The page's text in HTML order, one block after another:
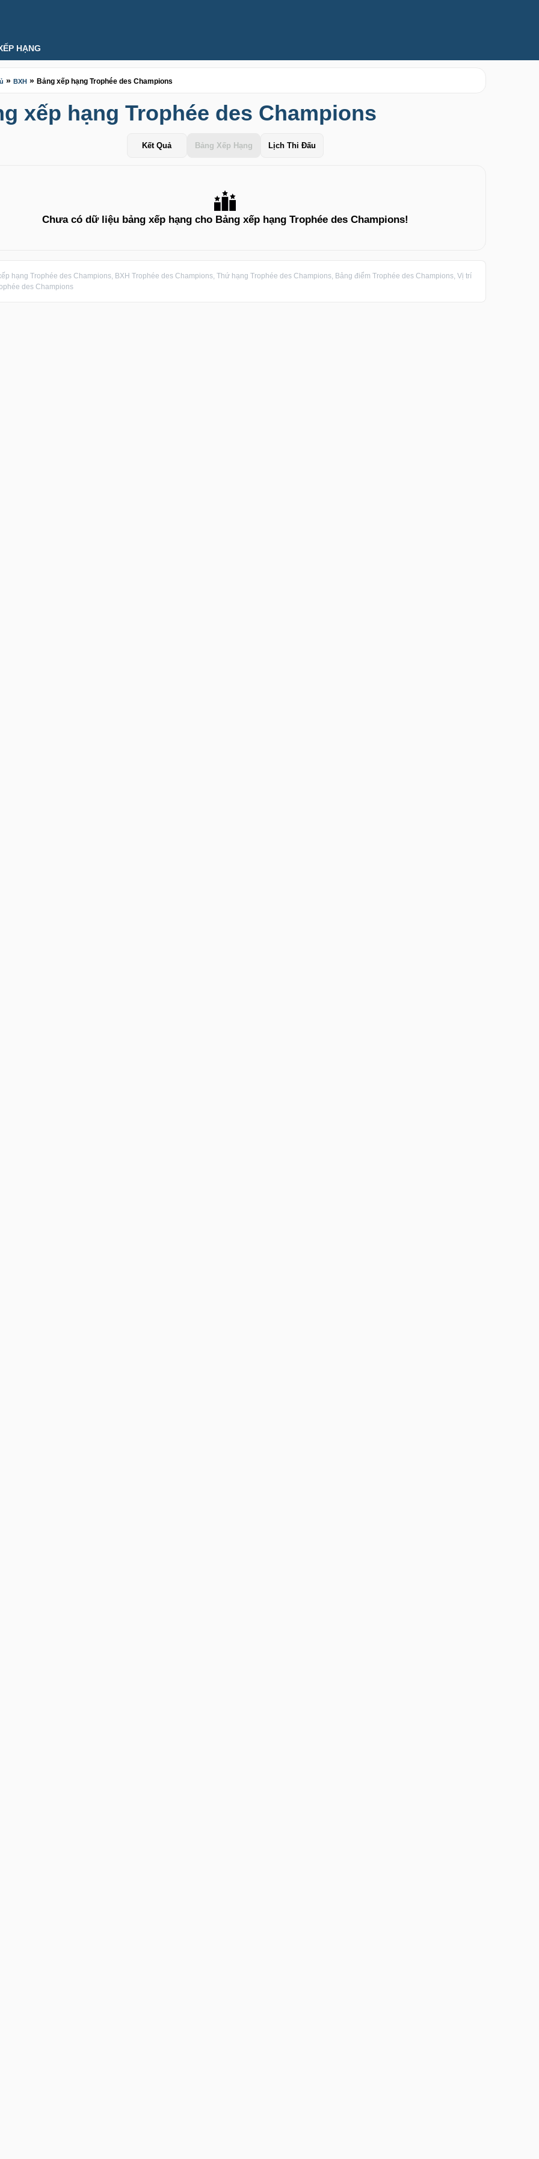
HẠNG
» BXH » Bảng xếp hạng Trophée des Champions
xếp hạng Trophée des Champions
Kết Quả Bảng Xếp Hạng Lịch Thi Đấu
Chưa có dữ liệu bảng xếp hạng cho Bảng xếp hạng Trophée des Champions!
hạng Trophée des Champions, BXH Trophée des Champions, Thứ hạng Trophée des Champions, Bảng điểm Trophée des Champions, Vị trí
des Champions